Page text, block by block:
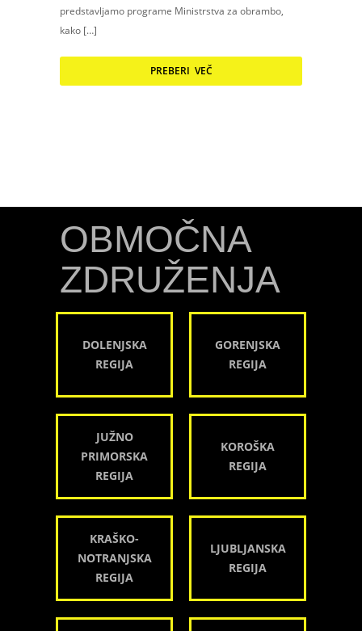
predstavljamo programe Ministrstva za obrambo,
kako […]
PREBERI VEČ
OBMOČNA
ZDRUŽENJA
DOLENJSKA
REGIJA
GORENJSKA
REGIJA
JUŽNO
PRIMORSKA
REGIJA
KOROŠKA
REGIJA
KRAŠKO-
NOTRANJSKA
REGIJA
LJUBLJANSKA
REGIJA